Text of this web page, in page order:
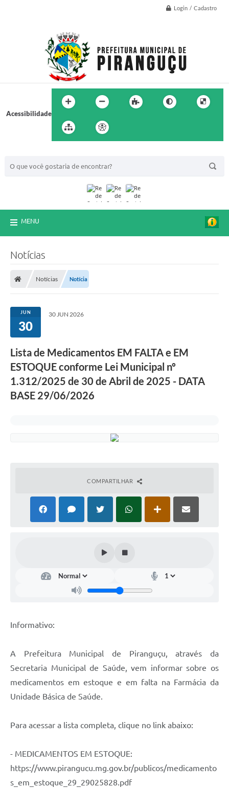
Login / Cadastro
Acessibilidade
MENU
Notícias
Notícias Notícia
JUN
30
30 JUN 2026
Lista de Medicamentos EM FALTA e EM
ESTOQUE conforme Lei Municipal nº
1.312/2025 de 30 de Abril de 2025 - DATA
BASE 29/06/2026
COMPARTILHAR
Informativo:
A Prefeitura Municipal de Piranguçu, através da
Secretaria Municipal de Saúde, vem informar sobre os
medicamentos em estoque e em falta na Farmácia da
Unidade Básica de Saúde.
Para acessar a lista completa, clique no link abaixo:
- MEDICAMENTOS EM ESTOQUE:
https://www.pirangucu.mg.gov.br/publicos/medicamento
s_em_estoque_29_29025828.pdf